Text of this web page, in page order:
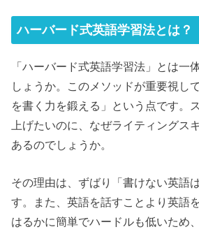
ハーバード式英語学習法とは？
「ハーバード式英語学習法」とは一
しょうか。このメソッドが重要視し
を書く力を鍛える」という点です。
上げたいのに、なぜライティングス
あるのでしょうか。
その理由は、ずばり「書けない英語
す。また、英語を話すことより英語
はるかに簡単でハードルも低いため